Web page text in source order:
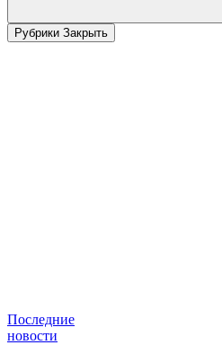
Рубрики Закрыть
Последние
новости